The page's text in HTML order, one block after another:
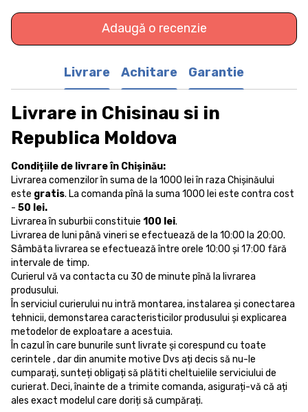
Adaugă o recenzie
Livrare Achitare Garantie
Livrare in Chisinau si in
Republica Moldova
Condițiile de livrare în Chișinău:
Livrarea comenzilor în suma de la 1000 lei în raza Chișinăului
este gratis. La comanda pînă la suma 1000 lei este contra cost
- 50 lei.
Livrarea în suburbii constituie 100 lei.
Livrarea de luni până vineri se efectuează de la 10:00 la 20:00.
Sâmbăta livrarea se efectuează între orele 10:00 și 17:00 fără
intervale de timp.
Curierul vă va contacta cu 30 de minute pînă la livrarea
produsului.
În serviciul curierului nu intră montarea, instalarea și conectarea
tehnicii, demonstarea caracteristicilor produsului și explicarea
metodelor de exploatare a acestuia.
În cazul în care bunurile sunt livrate și corespund cu toate
cerintele , dar din anumite motive Dvs ați decis să nu-le
cumparați, sunteți obligați să plătiti cheltuielile serviciului de
curierat. Deci, înainte de a trimite comanda, asigurați-vă că ați
ales exact modelul care doriți să cumpărați.